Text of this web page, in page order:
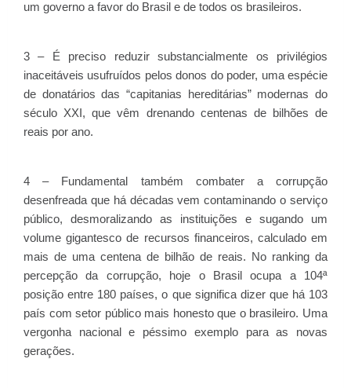
um governo a favor do Brasil e de todos os brasileiros.
3 – É preciso reduzir substancialmente os privilégios
inaceitáveis usufruídos pelos donos do poder, uma espécie
de donatários das “capitanias hereditárias” modernas do
século XXI, que vêm drenando centenas de bilhões de
reais por ano.
4 – Fundamental também combater a corrupção
desenfreada que há décadas vem contaminando o serviço
público, desmoralizando as instituições e sugando um
volume gigantesco de recursos financeiros, calculado em
mais de uma centena de bilhão de reais. No ranking da
percepção da corrupção, hoje o Brasil ocupa a 104ª
posição entre 180 países, o que significa dizer que há 103
país com setor público mais honesto que o brasileiro. Uma
vergonha nacional e péssimo exemplo para as novas
gerações.